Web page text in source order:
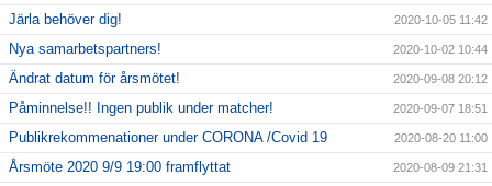
Järla behöver dig! 2020-10-05 11:42
Nya samarbetspartners! 2020-10-02 10:44
Ändrat datum för årsmötet! 2020-09-08 20:12
Påminnelse!! Ingen publik under matcher! 2020-09-07 18:51
Publikrekommenationer under CORONA /Covid 19 2020-08-20 11:00
Årsmöte 2020 9/9 19:00 framflyttat 2020-08-09 21:31